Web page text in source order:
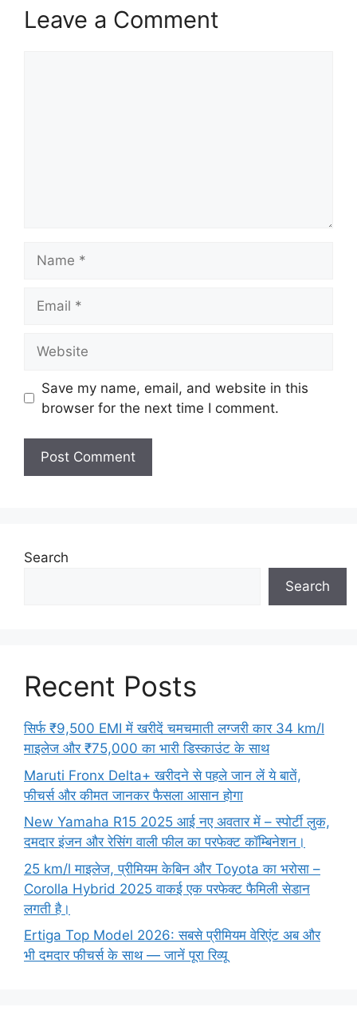
Leave a Comment
Save my name, email, and website in this
browser for the next time I comment.
Search
Search
Recent Posts
सिर्फ ₹9,500 EMI में खरीदें चमचमाती लग्जरी कार 34 km/l
माइलेज और ₹75,000 का भारी डिस्काउंट के साथ
Maruti Fronx Delta+ खरीदने से पहले जान लें ये बातें,
फीचर्स और कीमत जानकर फैसला आसान होगा
New Yamaha R15 2025 आई नए अवतार में – स्पोर्टी लुक,
दमदार इंजन और रेसिंग वाली फील का परफेक्ट कॉम्बिनेशन।
25 km/l माइलेज, प्रीमियम केबिन और Toyota का भरोसा –
Corolla Hybrid 2025 वाकई एक परफेक्ट फैमिली सेडान
लगती है।
Ertiga Top Model 2026: सबसे प्रीमियम वेरिएंट अब और
भी दमदार फीचर्स के साथ — जानें पूरा रिव्यू